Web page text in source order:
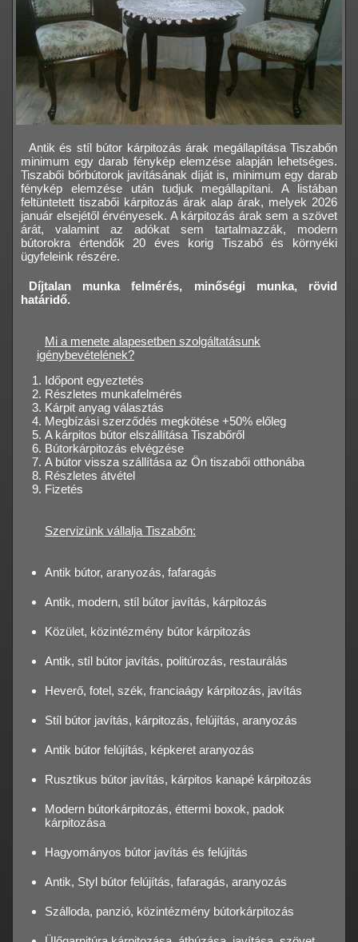
Antik és stíl bútor kárpitozás árak megállapítása Tiszabőn
minimum egy darab fénykép elemzése alapján lehetséges.
Tiszabői bőrbútorok javításának díját is, minimum egy darab
fénykép elemzése után tudjuk megállapítani. A listában
feltüntetett tiszabői kárpitozás árak alap árak, melyek 2026
január elsejétől érvényesek. A kárpitozás árak sem a szövet
árát, valamint az adókat sem tartalmazzák, modern
bútorokra értendők 20 éves korig Tiszabő és környéki
ügyfeleink részére.
Díjtalan munka felmérés, minőségi munka, rövid
határidő.
Mi a menete alapesetben szolgáltatásunk
igénybevételének?
Időpont egyeztetés
Részletes munkafelmérés
Kárpit anyag választás
Megbízási szerződés megkötése +50% előleg
A kárpitos bútor elszállítása Tiszabőről
Bútorkárpitozás elvégzése
A bútor vissza szállítása az Ön tiszabői otthonába
Részletes átvétel
Fizetés
Szervizünk vállalja Tiszabőn:
Antik bútor, aranyozás, fafaragás
Antik, modern, stíl bútor javítás, kárpitozás
Közület, közintézmény bútor kárpitozás
Antik, stíl bútor javítás, politúrozás, restaurálás
Heverő, fotel, szék, franciaágy kárpitozás, javítás
Stíl bútor javítás, kárpitozás, felújítás, aranyozás
Antik bútor felújítás, képkeret aranyozás
Rusztikus bútor javítás, kárpitos kanapé kárpitozás
Modern bútorkárpitozás, éttermi boxok, padok
kárpitozása
Hagyományos bútor javítás és felújítás
Antik, Styl bútor felújítás, fafaragás, aranyozás
Szálloda, panzió, közintézmény bútorkárpitozás